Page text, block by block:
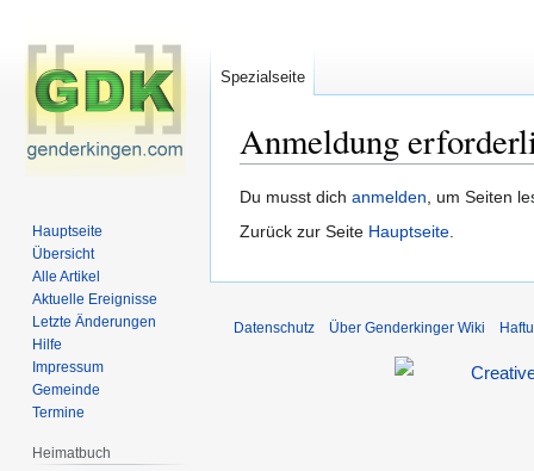
Anmeldung
Zur
Navigation
Zur
Suche
Du musst dich anmelden, um Seiten
Zurück zur Seite Hauptseite.
Spezialseite
Hauptseite
Übersicht
Alle Artikel
Aktuelle Ereignisse
Letzte Änderungen
Hilfe
Impressum
Gemeinde
Termine
Heimatbuch
Datenschutz Über Genderkinger Wiki